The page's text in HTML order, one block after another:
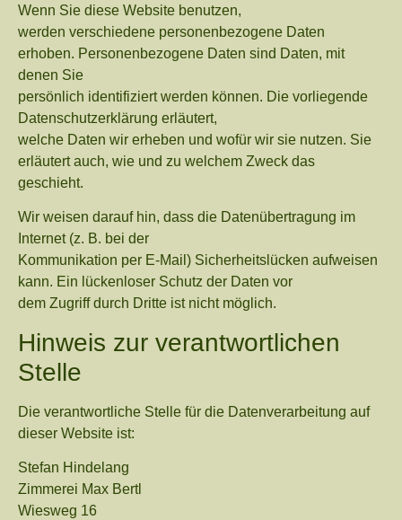
Wenn Sie diese Website benutzen,
werden verschiedene personenbezogene Daten
erhoben. Personenbezogene Daten sind Daten, mit
denen Sie
persönlich identifiziert werden können. Die vorliegende
Datenschutzerklärung erläutert,
welche Daten wir erheben und wofür wir sie nutzen. Sie
erläutert auch, wie und zu welchem Zweck das
geschieht.
Wir weisen darauf hin, dass die Datenübertragung im
Internet (z. B. bei der
Kommunikation per E-Mail) Sicherheitslücken aufweisen
kann. Ein lückenloser Schutz der Daten vor
dem Zugriff durch Dritte ist nicht möglich.
Hinweis zur verantwortlichen
Stelle
Die verantwortliche Stelle für die Datenverarbeitung auf
dieser Website ist:
Stefan Hindelang
Zimmerei Max Bertl
Wiesweg 16